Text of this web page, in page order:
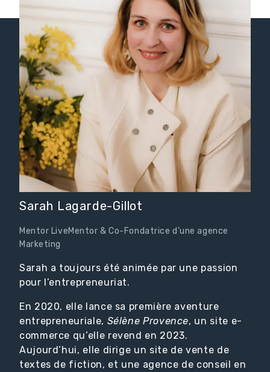
Sarah Lagarde-Gillot
Mentor LiveMentor & Co-Fondatrice d’une agence
Marketing
Sarah a toujours été animée par une passion
pour l’entrepreneuriat.
En 2020, elle lance sa première aventure
entrepreneuriale, Sélène Provence, un site e-
commerce qu’elle revend en 2023.
Aujourd’hui, elle dirige un site de vente de
textes de fiction, et une agence de conseil en